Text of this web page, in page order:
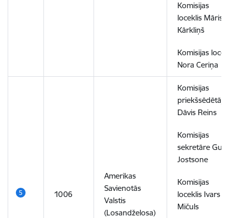
Komisijas
loceklis Māris
Kārkliņš
Komisijas
Nora Ceriņa
1006
Amerikas
Savienotās
Valstis
(Losandželosa)
Komisijas
priekšsēdētājs
Dāvis Reins
Komisijas
sekretāre
Jostsone
Komisijas
loceklis Ivars
Mičuls